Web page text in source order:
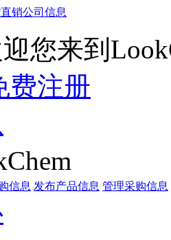
销公司信息
您来到
费注册
信息 发布产品信息 管理采购信息